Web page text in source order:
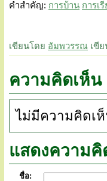
คำสำคัญ: การบ้าน การเ
เขียนโดย อัมพวรรณ เขีย
ความคิดเห็น
ไม่มีความคิดเ
แสดงความคิ
ชื่อ: